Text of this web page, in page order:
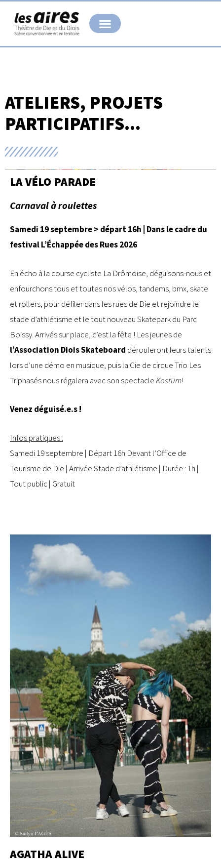
contenu
ATELIERS, PROJETS
PARTICIPATIFS...
LA VÉLO PARADE
Carnaval à roulettes
Samedi 19 septembre > départ 16h | Dans le cadre du
festival L’Échappée des Rues 2026
En écho à la course cycliste La Drômoise, déguisons-nous et
enfourchons tous et toutes nos vélos, tandems, bmx, skate
et rollers, pour défiler dans les rues de Die et rejoindre le
stade d’athlétisme et le tout nouveau Skatepark du Parc
Boissy. Arrivés sur place, c’est la fête ! Les jeunes de
l’Association Diois Skateboard dérouleront leurs talents
lors d’une démo en musique, puis la Cie de cirque Trio Les
Triphasés nous régalera avec son spectacleKostüm!
Venez déguisé.e.s !
Infos pratiques :
Samedi 19 septembre | Départ 16h Devant l’Office de
Tourisme de Die | Arrivée Stade d’athlétisme | Durée : 1h |
Tout public | Gratuit
AGATHA ALIVE